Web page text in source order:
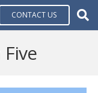
CONTACT US